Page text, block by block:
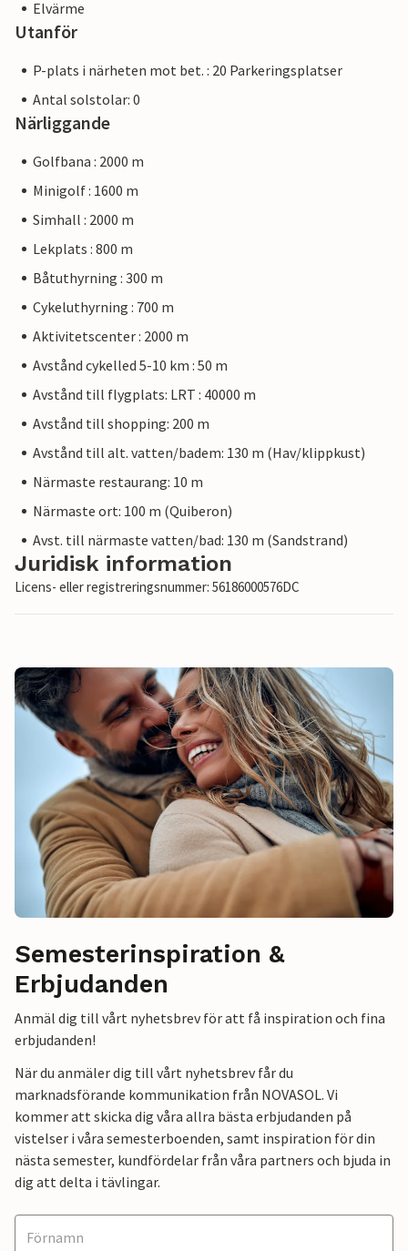
Elvärme
Utanför
P-plats i närheten mot bet. : 20 Parkeringsplatser
Antal solstolar: 0
Närliggande
Golfbana : 2000 m
Minigolf : 1600 m
Simhall : 2000 m
Lekplats : 800 m
Båtuthyrning : 300 m
Cykeluthyrning : 700 m
Aktivitetscenter : 2000 m
Avstånd cykelled 5-10 km : 50 m
Avstånd till flygplats: LRT : 40000 m
Avstånd till shopping: 200 m
Avstånd till alt. vatten/badem: 130 m (Hav/klippkust)
Närmaste restaurang: 10 m
Närmaste ort: 100 m (Quiberon)
Avst. till närmaste vatten/bad: 130 m (Sandstrand)
Juridisk information
Licens- eller registreringsnummer: 56186000576DC
Semesterinspiration &
Erbjudanden
Anmäl dig till vårt nyhetsbrev för att få inspiration och fina
erbjudanden!
När du anmäler dig till vårt nyhetsbrev får du
marknadsförande kommunikation från NOVASOL. Vi
kommer att skicka dig våra allra bästa erbjudanden på
vistelser i våra semesterboenden, samt inspiration för din
nästa semester, kundfördelar från våra partners och bjuda in
dig att delta i tävlingar.